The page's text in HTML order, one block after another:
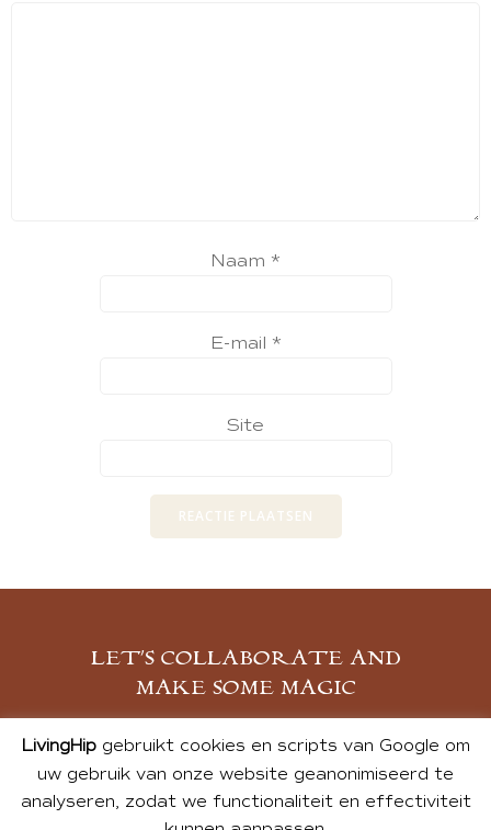
Naam *
E-mail *
Site
LET’S COLLABORATE AND
MAKE SOME MAGIC
MELD JE AAN
LivingHipgebruikt cookies en scripts van Google om
uw gebruik van onze website geanonimiseerd te
analyseren, zodat we functionaliteit en effectiviteit